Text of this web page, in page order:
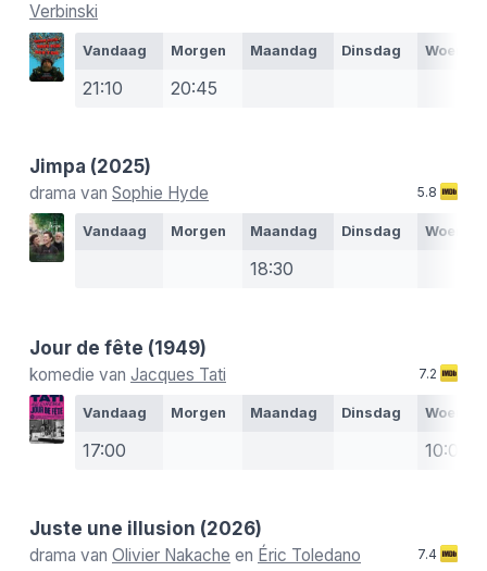
Verbinski
Vandaag Morgen Maandag Dinsdag
21:10 20:45
Jimpa (2025)
drama van Sophie Hyde 5.8
Vandaag Morgen Maandag Dinsdag
18:30
Jour de fête (1949)
komedie van Jacques Tati 7.2
Vandaag Morgen Maandag Dinsdag
17:00 10:00
Juste une illusion (2026)
drama van Olivier Nakache en Éric Toledano 7.4